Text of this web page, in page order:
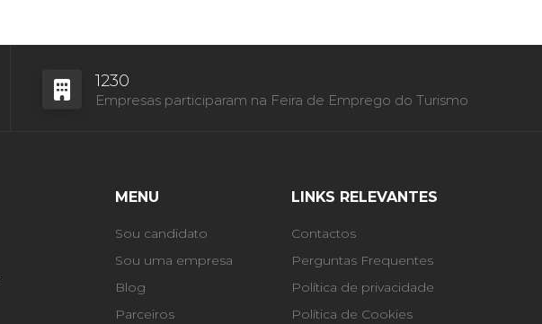
1230
Empresas participaram na Feira de Emprego do Turismo
MENU
Sou candidato
Sou uma empresa
Blog
Parceiros
LINKS RELEVANTES
Contactos
Perguntas Frequentes
Política de privacidade
Política de Cookies